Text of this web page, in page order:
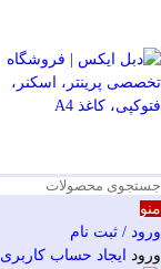
منو
ورود / ثبت نام
ورود ایجاد حساب کاربری